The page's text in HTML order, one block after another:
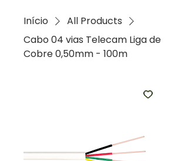
Início
All Products
Cabo 04 vias Telecam Liga de
Cobre 0,50mm - 100m